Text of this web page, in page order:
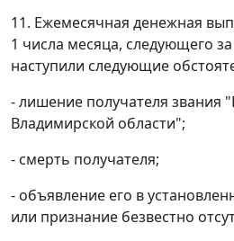
11. Ежемесячная денежная
1 числа месяца, следующего
наступили следующие
- лишение получателя звания
Владимирской области";
- смерть получателя;
- объявление его в
или признание безвестно